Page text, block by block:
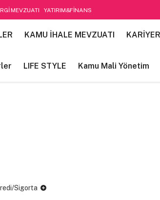
MEVZUATI YATIRIM&FİNANS
Mali YönetimKAMU İHALE MEVZUATI KARİYER
LIFE STYLE Kamu Mali Yönetim
Sigorta